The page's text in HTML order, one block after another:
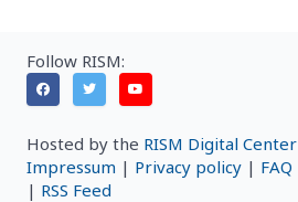
Follow RISM:
Hosted by the RISM Digital Center
Impressum | Privacy policy | FAQ
| RSS Feed